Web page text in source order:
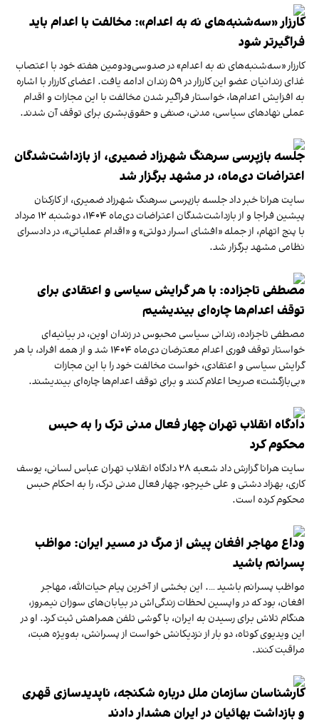
کارزار «سه‌شنبه‌های نه به اعدام»: مخالفت با اعدام باید
فراگیرتر شود
کارزار «سه‌شنبه‌های نه به اعدام» در صدوسی‌ودومین هفته خود با اعتصاب
غذای زندانیان عضو این کارزار در ۵۹ زندان ادامه یافت. اعضای کارزار با اشاره
به افزایش اعدام‌ها، خواستار فراگیر شدن مخالفت با این مجازات و اقدام
عملی نهادهای سیاسی، مدنی، صنفی و حقوق‌بشری برای توقف آن شدند.
جلسه بازپرسی سرهنگ شهرزاد ضمیری، از بازداشت‌شدگان
اعتراضات دی‌ماه، در مشهد برگزار شد
سایت هرانا خبر داد جلسه بازپرسی سرهنگ شهرزاد ضمیری، از کارکنان
پیشین فراجا و از بازداشت‌شدگان اعتراضات دی‌ماه ۱۴۰۴، دوشنبه ۱۲ مرداد
با پنج اتهام، از جمله «افشای اسرار دولتی» و «اقدام عملیاتی»، در دادسرای
نظامی مشهد برگزار شد.
مصطفی تاجزاده: با هر گرایش سیاسی و اعتقادی برای
توقف اعدام‌ها چاره‌ای بیندیشیم
مصطفی تاجزاده، زندانی سیاسی محبوس در زندان اوین، در بیانیه‌ای
خواستار توقف فوری اعدام معترضان دی‌ماه ۱۴۰۴ شد و از همه افراد، با هر
گرایش سیاسی و اعتقادی، خواست مخالفت خود را با این مجازات
«بی‌بازگشت» صریحا اعلام کنند و برای توقف اعدام‌ها چاره‌ای بیندیشند.
دادگاه انقلاب تهران چهار فعال مدنی ترک را به حبس
محکوم کرد
سایت هرانا گزارش داد شعبه ۲۸ دادگاه انقلاب تهران عباس لسانی، یوسف
کاری، بهزاد دشتی و علی خیرجو، چهار فعال مدنی ترک، را به احکام حبس
محکوم کرده است.
وداع مهاجر افغان پیش از مرگ در مسیر ایران: مواظب
پسرانم باشید
مواظب پسرانم باشید …. این بخشی از آخرین پیام حیات‌الله، مهاجر
افغان، بود که در واپسین لحظات زندگی‌اش در بیابان‌های سوزان نیمروز،
هنگام تلاش برای رسیدن به ایران، با گوشی تلفن همراهش ثبت کرد. او در
این ویدیوی کوتاه، دو بار از نزدیکانش خواست از پسرانش، به‌ویژه هبت،
مراقبت کنند.
کارشناسان سازمان ملل درباره شکنجه، ناپدیدسازی قهری
و بازداشت بهائیان در ایران هشدار دادند